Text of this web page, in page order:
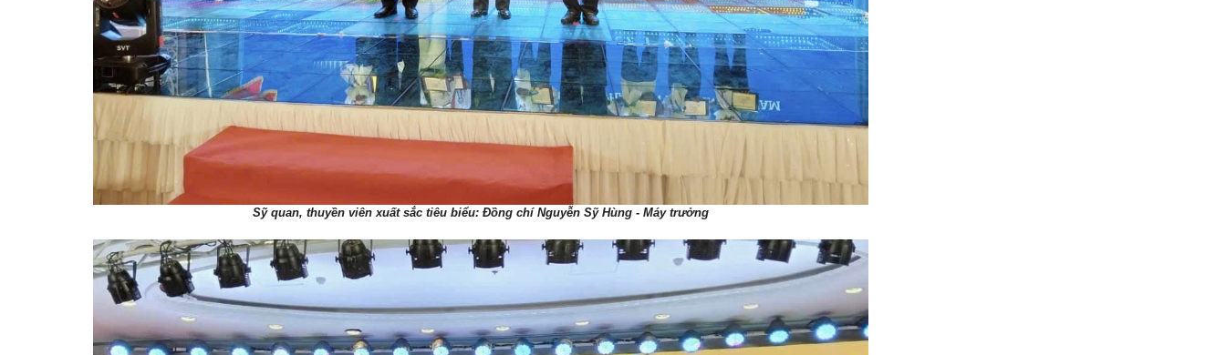
Sỹ quan, thuyền viên xuất sắc tiêu biểu: Đồng chí Nguyễn Sỹ Hùng - Máy trưởng